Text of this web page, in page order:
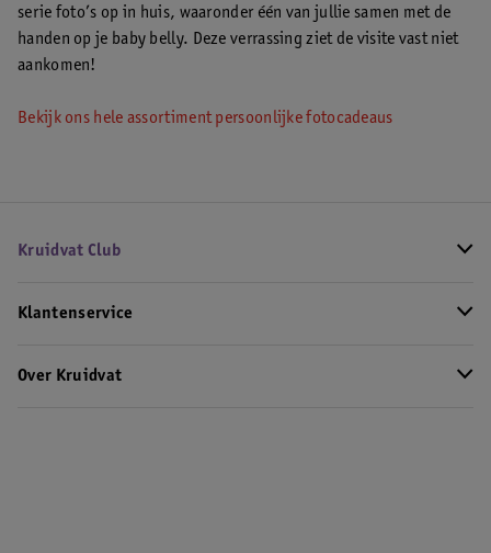
serie foto’s op in huis, waaronder één van jullie samen met de
handen op je baby belly. Deze verrassing ziet de visite vast niet
aankomen!
Bekijk ons hele assortiment persoonlijke fotocadeaus
Kruidvat Club
Klantenservice
Over Kruidvat